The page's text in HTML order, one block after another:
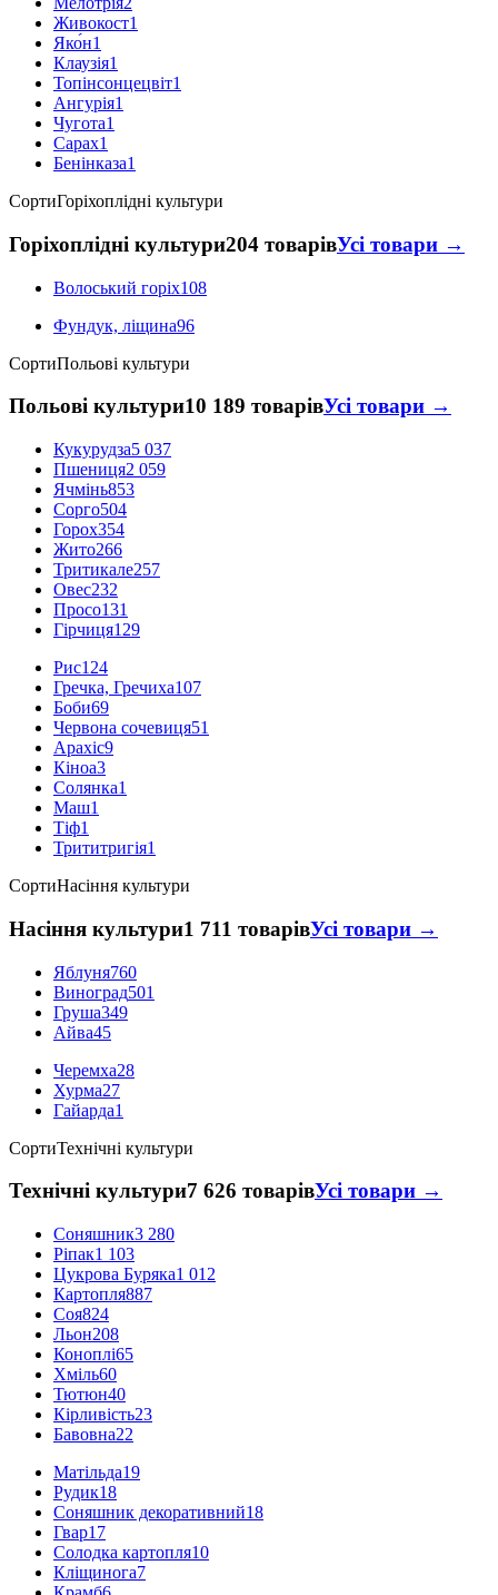
Живокост1
Яко́н1
Клаузія1
Топінсонцецвіт1
Ангурія1
Чугота1
Сарах1
Бенінказа1
СортиГоріхоплідні культури
Горіхоплідні культури204 товарівУсі товари →
Волоський горіх108
Фундук, ліщина96
СортиПольові культури
Польові культури10 189 товарівУсі товари →
Кукурудза5 037
Пшениця2 059
Ячмінь853
Сорго504
Горох354
Жито266
Тритикале257
Овес232
Просо131
Гірчиця129
Рис124
Гречка, Гречиха107
Боби69
Червона сочевиця51
Арахіс9
Кіноа3
Солянка1
Маш1
Тіф1
Трититригія1
СортиНасіння культури
Насіння культури1 711 товарівУсі товари →
Яблуня760
Виноград501
Груша349
Айва45
Черемха28
Хурма27
Гайарда1
СортиТехнічні культури
Технічні культури7 626 товарівУсі товари →
Соняшник3 280
Ріпак1 103
Цукрова Буряка1 012
Картопля887
Соя824
Льон208
Коноплі65
Хміль60
Тютюн40
Кірливість23
Бавовна22
Матільда19
Рудик18
Соняшник декоративний18
Гвар17
Солодка картопля10
Кліщинога7